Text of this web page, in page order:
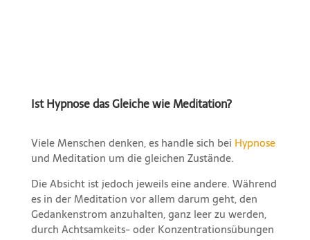
Ist Hypnose das Gleiche wie Meditation?
Viele Menschen denken, es handle sich bei Hypnose
und Meditation um die gleichen Zustände.
Die Absicht ist jedoch jeweils eine andere. Während
es in der Meditation vor allem darum geht, den
Gedankenstrom anzuhalten, ganz leer zu werden,
durch Achtsamkeits- oder Konzentrationsübungen